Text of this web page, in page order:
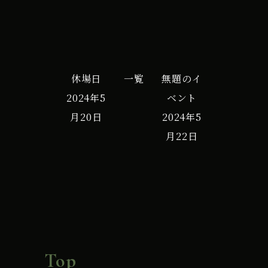
休場日
2024年5
月20日
一覧
無題のイ
ベント
2024年5
月22日
Top